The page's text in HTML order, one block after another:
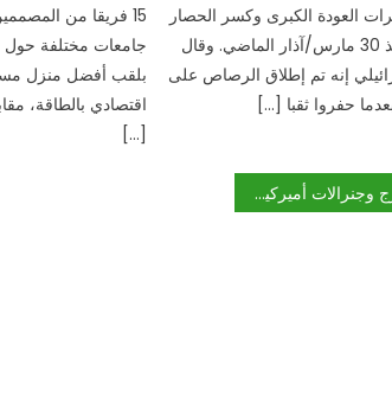
15 فريقا من
جامعات مختلفة حول
بلقب أفضل منزل
[…]
العودة الكبرى وكسر الحصار
المستمرة منذ 30 مارس/آذار الماضي. وقال
إنه تم إطلاق الرصاص على
حفروا ثقبا […]
فجل طازج وجنرالات أميركيون في شوارع بغداد: مئة يوم على حكومة عبد المهدي